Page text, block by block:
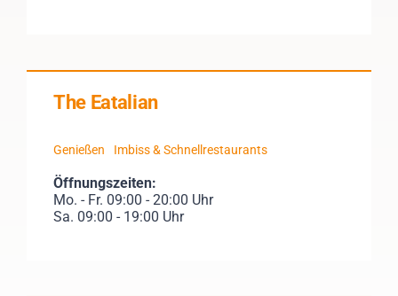
The Eatalian
Genießen Imbiss & Schnellrestaurants
Öffnungszeiten:
Mo. - Fr. 09:00 - 20:00 Uhr
Sa. 09:00 - 19:00 Uhr